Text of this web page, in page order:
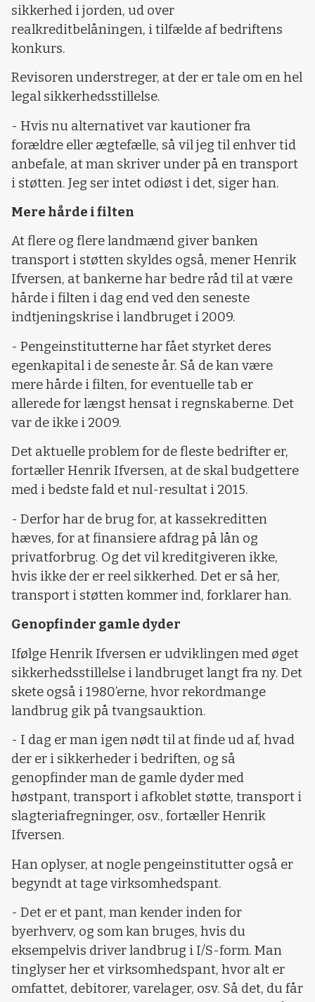
sikkerhed i jorden, ud over
realkreditbelåningen, i tilfælde af bedriftens
konkurs.
Revisoren understreger, at der er tale om en hel
legal sikkerhedsstillelse.
- Hvis nu alternativet var kautioner fra
forældre eller ægtefælle, så vil jeg til enhver tid
anbefale, at man skriver under på en transport
i støtten. Jeg ser intet odiøst i det, siger han.
Mere hårde i filten
At flere og flere landmænd giver banken
transport i støtten skyldes også, mener Henrik
Ifversen, at bankerne har bedre råd til at være
hårde i filten i dag end ved den seneste
indtjeningskrise i landbruget i 2009.
- Pengeinstitutterne har fået styrket deres
egenkapital i de seneste år. Så de kan være
mere hårde i filten, for eventuelle tab er
allerede for længst hensat i regnskaberne. Det
var de ikke i 2009.
Det aktuelle problem for de fleste bedrifter er,
fortæller Henrik Ifversen, at de skal budgettere
med i bedste fald et nul-resultat i 2015.
- Derfor har de brug for, at kassekreditten
hæves, for at finansiere afdrag på lån og
privatforbrug. Og det vil kreditgiveren ikke,
hvis ikke der er reel sikkerhed. Det er så her,
transport i støtten kommer ind, forklarer han.
Genopfinder gamle dyder
Ifølge Henrik Ifversen er udviklingen med øget
sikkerhedsstillelse i landbruget langt fra ny. Det
skete også i 1980’erne, hvor rekordmange
landbrug gik på tvangsauktion.
- I dag er man igen nødt til at finde ud af, hvad
der er i sikkerheder i bedriften, og så
genopfinder man de gamle dyder med
høstpant, transport i afkoblet støtte, transport i
slagteriafregninger, osv., fortæller Henrik
Ifversen.
Han oplyser, at nogle pengeinstitutter også er
begyndt at tage virksomhedspant.
- Det er et pant, man kender inden for
byerhverv, og som kan bruges, hvis du
eksempelvis driver landbrug i I/S-form. Man
tinglyser her et virksomhedspant, hvor alt er
omfattet, debitorer, varelager, osv. Så det, du får